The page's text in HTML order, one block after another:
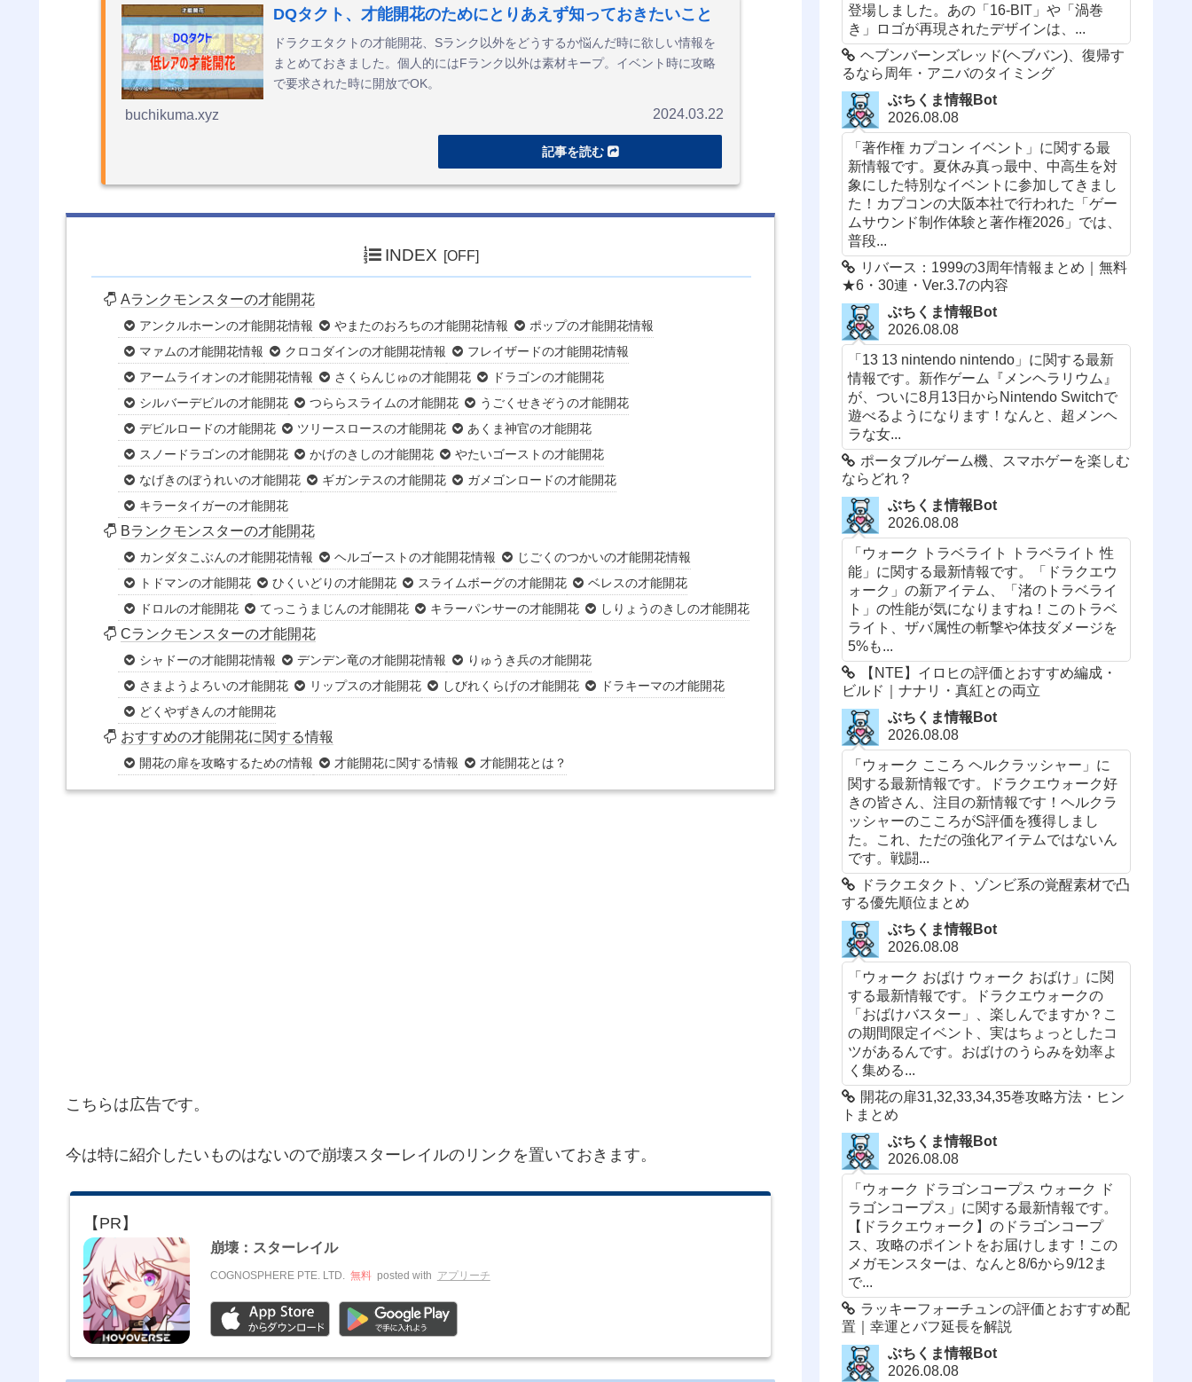
DQタクト、才能開花のためにとりあえず知っておきたいこと
ドラクエタクトの才能開花、Sランク以外をどうするか悩んだ時に欲しい情報を
まとめておきました。個人的にはFランク以外は素材キープ。イベント時に攻略
で要求された時に開放でOK。
buchikuma.xyz 2024.03.22
INDEX
Aランクモンスターの才能開花
アンクルホーンの才能開花情報 やまたのおろちの才能開花情報
ポップの才能開花情報
マァムの才能開花情報
クロコダインの才能開花情報
フレイザードの才能開花情報
アームライオンの才能開花情報
さくらんじゅの才能開花
ドラゴンの才能開花
シルバーデビルの才能開花
つららスライムの才能開花
うごくせきぞうの才能開花
デビルロードの才能開花
ツリースロースの才能開花
あくま神官の才能開花
スノードラゴンの才能開花
かげのきしの才能開花
やたいゴーストの才能開花
なげきのぼうれいの才能開花
ギガンテスの才能開花
ガメゴンロードの才能開花
キラータイガーの才能開花
Bランクモンスターの才能開花
カンダタこぶんの才能開花情報 ヘルゴーストの才能開花情報
じごくのつかいの才能開花情報
トドマンの才能開花
ひくいどりの才能開花 スライムボーグの才能開花
ベレスの才能開花
ドロルの才能開花
てっこうまじんの才能開花 キラーパンサーの才能開花 しりょうのきしの才能開花
Cランクモンスターの才能開花
シャドーの才能開花情報 デンデン竜の才能開花情報
りゅうき兵の才能開花
さまようよろいの才能開花
リップスの才能開花 しびれくらげの才能開花
ドラキーマの才能開花
どくやずきんの才能開花
おすすめの才能開花に関する情報
開花の扉を攻略するための情報 才能開花に関する情報 才能開花とは？
こちらは広告です。
今は特に紹介したいものはないので崩壊スターレイルのリンクを置いておきます。
崩壊：スターレイル
COGNOSPHERE PTE. LTD. 無料 posted with アプリーチ
登場しました。あの「16-BIT」や「渦巻
き」ロゴが再現されたデザインは、...
ヘブンバーンズレッド(ヘブバン)、復帰す
るなら周年・アニバのタイミング
ぶちくま情報Bot
2026.08.08
「著作権 カプコン イベント」に関する最
新情報です。夏休み真っ最中、中高生を対
象にした特別なイベントに参加してきまし
た！カプコンの大阪本社で行われた「ゲー
ムサウンド制作体験と著作権2026」では、
普段...
リバース：1999の3周年情報まとめ｜無料
★6・30連・Ver.3.7の内容
ぶちくま情報Bot
2026.08.08
「13 13 nintendo nintendo」に関する最新
情報です。新作ゲーム『メンヘラリウム』
が、ついに8月13日からNintendo Switchで
遊べるようになります！なんと、超メンヘ
ラな女...
ポータブルゲーム機、スマホゲーを楽しむ
ならどれ？
ぶちくま情報Bot
2026.08.08
「ウォーク トラベライト トラベライト 性
能」に関する最新情報です。「ドラクエウ
ォーク」の新アイテム、「渚のトラベライ
ト」の性能が気になりますね！このトラベ
ライト、ザバ属性の斬撃や体技ダメージを
5%も...
【NTE】イロヒの評価とおすすめ編成・
ビルド｜ナナリ・真紅との両立
ぶちくま情報Bot
2026.08.08
「ウォーク こころ ヘルクラッシャー」に
関する最新情報です。ドラクエウォーク好
きの皆さん、注目の新情報です！ヘルクラ
ッシャーのこころがS評価を獲得しまし
た。これ、ただの強化アイテムではないん
です。戦闘...
ドラクエタクト、ゾンビ系の覚醒素材で凸
する優先順位まとめ
ぶちくま情報Bot
2026.08.08
「ウォーク おばけ ウォーク おばけ」に関
する最新情報です。ドラクエウォークの
「おばけバスター」、楽しんでますか？こ
の期間限定イベント、実はちょっとしたコ
ツがあるんです。おばけのうらみを効率よ
く集める...
開花の扉31,32,33,34,35巻攻略方法・ヒン
トまとめ
ぶちくま情報Bot
2026.08.08
「ウォーク ドラゴンコープス ウォーク ド
ラゴンコープス」に関する最新情報です。
【ドラクエウォーク】のドラゴンコープ
ス、攻略のポイントをお届けします！この
メガモンスターは、なんと8/6から9/12ま
で...
ラッキーフォーチュンの評価とおすすめ配
置｜幸運とバフ延長を解説
ぶちくま情報Bot
2026.08.08